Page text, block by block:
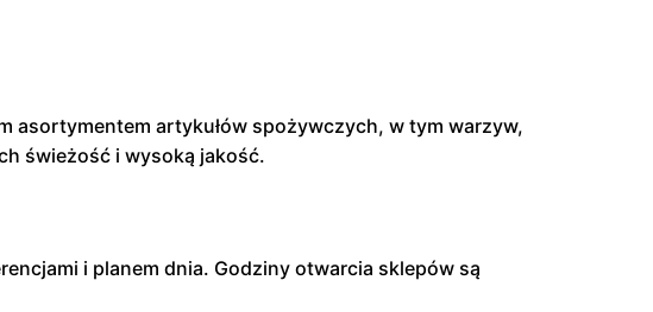
asortymentem artykułów spożywczych, w tym warzyw,
świeżość i wysoką jakość.
i planem dnia. Godziny otwarcia sklepów są